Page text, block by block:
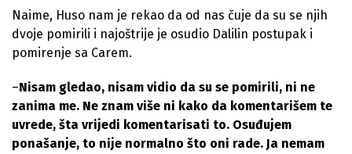
Naime, Huso nam je rekao da od nas čuje da su se njih
dvoje pomirili i najoštrije je osudio Dalilin postupak i
pomirenje sa Carem.
–Nisam gledao, nisam vidio da su se pomirili, ni ne
zanima me. Ne znam više ni kako da komentarišem te
uvrede, šta vrijedi komentarisati to. Osuđujem
ponašanje, to nije normalno što oni rade. Ja nemam